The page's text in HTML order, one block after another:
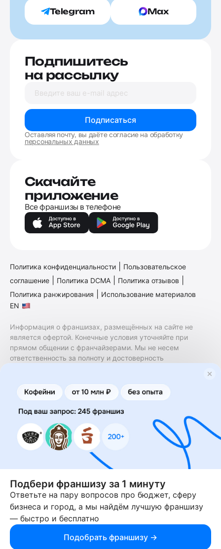
Telegram Max
Подпишитесь
на рассылку
Подписаться
Оставляя почту, вы даёте согласие на обработку
персональных данных
Скачайте
приложение
Все франшизы в телефоне
Политика конфиденциальности
Пользовательское
соглашение
Политика DCMA Политика отзывов
Политика ранжирования
Использование материалов
EN
Информация о франшизах, размещённых на сайте не
является офертой. Конечные условия уточняйте при
прямом общении с франчайзерами. Мы не несем
ответственность за полноту и достоверность
финансовые услуги. Заключение договоров
коммерческой концессии (франчайзинга) осуществляется
правообладателями/их представителями. Бизнесменс.ру
не является посредником или представителем
правообладателя и не несет ответственность за условия
предоставления франшизы и действия лиц,
осуществленные на основании информации, имеющейся
на сайте или полученной через него. За достоверность
предоставленной информации несет ответственность
правообладатель.
© 2013-2026 Бизнесменс.ру. ИП Богомолов Ю. А. ИНН
166109472099 ОГРН 1315169000030181.
При использовании материалов гиперссылка на businessmens.ru
обязательна. 12+
Подбери франшизу за 1 минуту
Ответьте на пару вопросов про бюджет, сферу
бизнеса и город, а мы найдём лучшую франшизу
— быстро и бесплатно
Подобрать франшизу →